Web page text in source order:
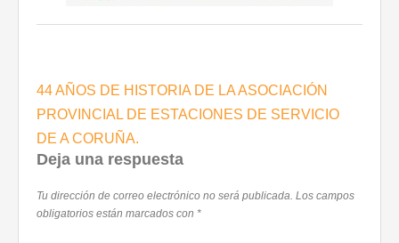
Navegación
de
entradas
44 AÑOS DE HISTORIA DE LA ASOCIACIÓN
PROVINCIAL DE ESTACIONES DE SERVICIO
DE A CORUÑA.
Deja una respuesta
Tu dirección de correo electrónico no será publicada. Los campos
obligatorios están marcados con *